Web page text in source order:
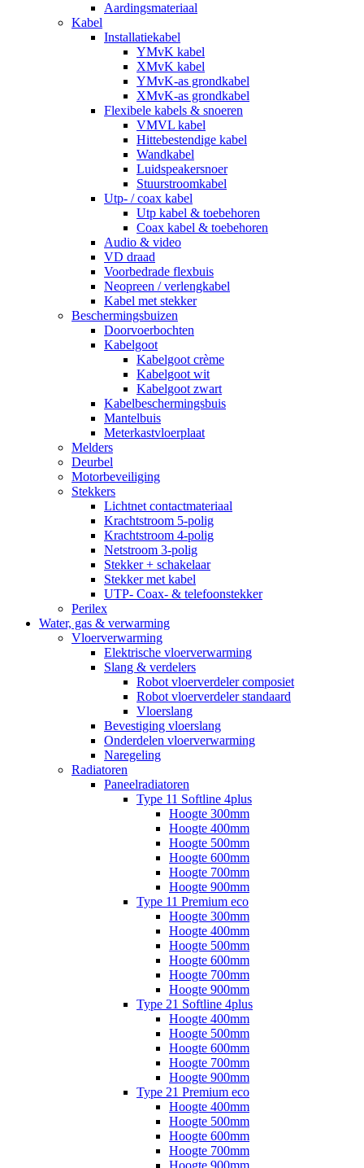
Aardingsmateriaal
Kabel
Installatiekabel
YMvK kabel
XMvK kabel
YMvK-as grondkabel
XMvK-as grondkabel
Flexibele kabels & snoeren
VMVL kabel
Hittebestendige kabel
Wandkabel
Luidspeakersnoer
Stuurstroomkabel
Utp- / coax kabel
Utp kabel & toebehoren
Coax kabel & toebehoren
Audio & video
VD draad
Voorbedrade flexbuis
Neopreen / verlengkabel
Kabel met stekker
Beschermingsbuizen
Doorvoerbochten
Kabelgoot
Kabelgoot crème
Kabelgoot wit
Kabelgoot zwart
Kabelbeschermingsbuis
Mantelbuis
Meterkastvloerplaat
Melders
Deurbel
Motorbeveiliging
Stekkers
Lichtnet contactmateriaal
Krachtstroom 5-polig
Krachtstroom 4-polig
Netstroom 3-polig
Stekker + schakelaar
Stekker met kabel
UTP- Coax- & telefoonstekker
Perilex
Water, gas & verwarming
Vloerverwarming
Elektrische vloerverwarming
Slang & verdelers
Robot vloerverdeler composiet
Robot vloerverdeler standaard
Vloerslang
Bevestiging vloerslang
Onderdelen vloerverwarming
Naregeling
Radiatoren
Paneelradiatoren
Type 11 Softline 4plus
Hoogte 300mm
Hoogte 400mm
Hoogte 500mm
Hoogte 600mm
Hoogte 700mm
Hoogte 900mm
Type 11 Premium eco
Hoogte 300mm
Hoogte 400mm
Hoogte 500mm
Hoogte 600mm
Hoogte 700mm
Hoogte 900mm
Type 21 Softline 4plus
Hoogte 400mm
Hoogte 500mm
Hoogte 600mm
Hoogte 700mm
Hoogte 900mm
Type 21 Premium eco
Hoogte 400mm
Hoogte 500mm
Hoogte 600mm
Hoogte 700mm
Hoogte 900mm